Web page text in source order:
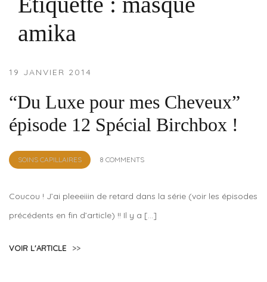
amika
19 JANVIER 2014
“Du Luxe pour mes Cheveux”
épisode 12 Spécial Birchbox !
SOINS CAPILLAIRES
by
8 COMMENTS
Coucou ! J’ai pleeeiiin de retard dans la série (voir les épisodes
précédents en fin d’article) !! Il y a […]
VOIR L'ARTICLE >>